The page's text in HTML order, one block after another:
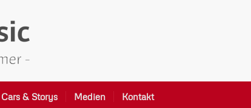
Cars & Storys Medien Kontakt